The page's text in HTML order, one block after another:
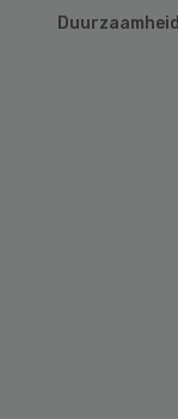
Duurzaamheid